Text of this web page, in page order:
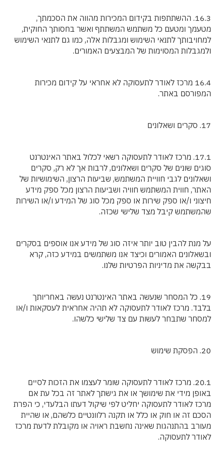
16.3. ההשתתפות בקידום המכירות מהווה את הסכמתך,
מטעמך ומטעם כל משתמש המשתתף ואשר בחסותך החוקית,
למחויבותך לתנאי השימוש ומגבלות אלה, כמו גם לתנאי השימוש
ולמגבלות המסוימות של המבצעים האמורים.
16.4 מרכז לאודר לתעסוקה לא אחראי על קידום מכירות
המפורסם באתר.
17. סקרים ושאלונים
17.1. מרכז לאודר לתעסוקה רשאי לכלול באתר האינטרנט
סוגים שונים של סקרים ושאלונים, לרבות אך לא רק, סקרים
ושאלונים לגבי חוויית המשתמש, שביעות הרצון, השימושיות של
האתר, חווית המשתמש חוויה ושביעות הרצון מכל ספק מידע
חיצוני ו/או ספק שירות או ספק מכל סוג של המידע ו/או השירות
שהמשתמש קיבל מצד שלישי שכזה.
על מנת להבין טוב יותר איזה סוג של מידע אנו אוספים בסקרים
ובשאלונים האמורים וכיצד אנו משתמשים במידע כזה, קרא
בבקשה את מדיניות הפרטיות שלנו.
19. כל המסחר שנעשה באתר האינטרנט נעשה באחריותך
בלבד. מרכז לאודר לתעסוקה לא תהיה אחראית לעסקאות ו/או
למסחר שתבחר לעשות עם צד שלישי כלשהו.
20. הפסקת שימוש
20.1. מרכז לאודר לתעסוקה שומר לעצמו את הזכות לסיים
באופן מידי את שימושך או את גישתך לאתר זה בכל עת אם
מרכז לאודר לתעסוקה יחליט לפי שיקול דעתו הבלעדי, כי הפרת
הסכם זה או חוק או כלל או תקנה רלוונטיים כלשהם, או שהיית
מעורב בהתנהגות שאינה נחשבת ראויה או מקובלת לדעת מרכז
לאודר לתעסוקה.